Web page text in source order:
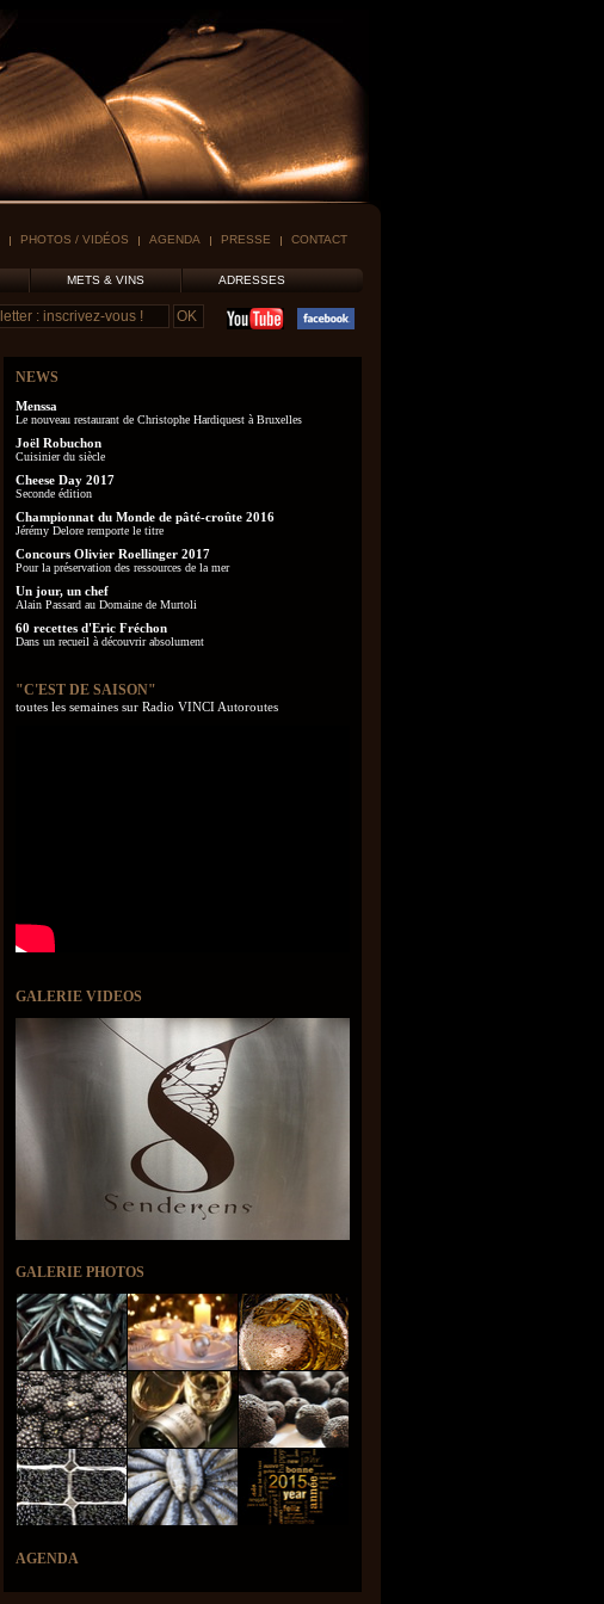
PHOTOS / VIDÉOS AGENDA PRESSE CONTACT
METS & VINS ADRESSES
NEWS
Menssa
Le nouveau restaurant de Christophe Hardiquest à Bruxelles
Joël Robuchon
Cuisinier du siècle
Cheese Day 2017
Seconde édition
Championnat du Monde de pâté-croûte 2016
Jérémy Delore remporte le titre
Concours Olivier Roellinger 2017
Pour la préservation des ressources de la mer
Un jour, un chef
Alain Passard au Domaine de Murtoli
60 recettes d'Eric Fréchon
Dans un recueil à découvrir absolument
"C'EST DE SAISON"
toutes les semaines sur Radio VINCI Autoroutes
GALERIE VIDEOS
GALERIE PHOTOS
AGENDA